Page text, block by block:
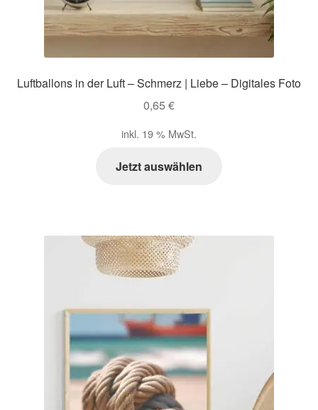
Luftballons in der Luft – Schmerz | Liebe – Digitales Foto
0,65 €
inkl. 19 % MwSt.
Jetzt auswählen